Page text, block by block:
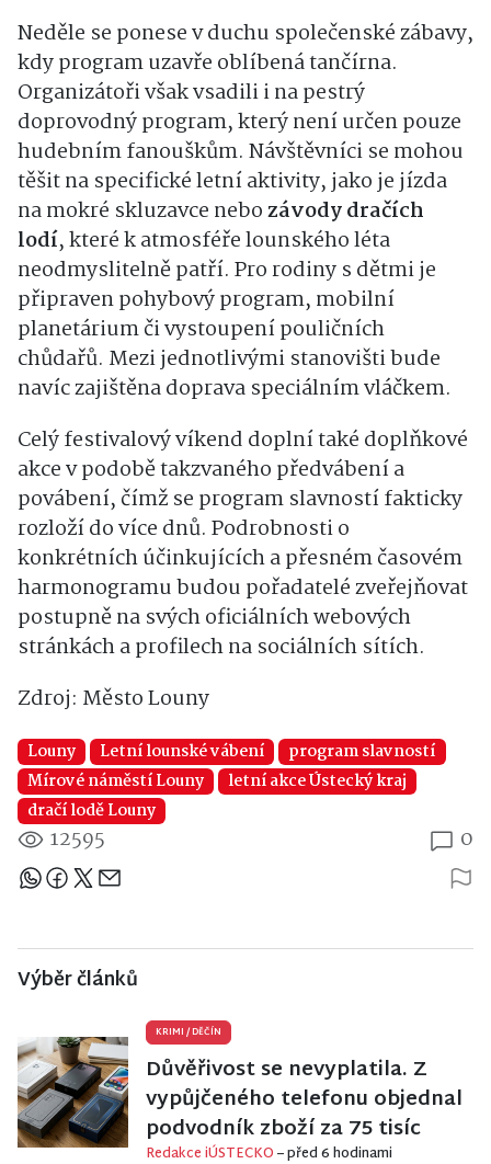
Neděle se ponese v duchu společenské zábavy,
kdy program uzavře oblíbená tančírna.
Organizátoři však vsadili i na pestrý
doprovodný program, který není určen pouze
hudebním fanouškům. Návštěvníci se mohou
těšit na specifické letní aktivity, jako je jízda
na mokré skluzavce nebozávody dračích
lodí, které k atmosféře lounského léta
neodmyslitelně patří. Pro rodiny s dětmi je
připraven pohybový program, mobilní
planetárium či vystoupení pouličních
chůdařů. Mezi jednotlivými stanovišti bude
navíc zajištěna doprava speciálním vláčkem.
Celý festivalový víkend doplní také doplňkové
akce v podobě takzvaného předvábení a
povábení, čímž se program slavností fakticky
rozloží do více dnů. Podrobnosti o
konkrétních účinkujících a přesném časovém
harmonogramu budou pořadatelé zveřejňovat
postupně na svých oficiálních webových
stránkách a profilech na sociálních sítích.
Zdroj: Město Louny
Louny Letní lounské vábení
program slavností
Mírové náměstí Louny
letní akce Ústecký kraj
dračí lodě Louny
12595 0
Sdílejte článek
Výběr článků
KRIMI /DĚČÍN
Důvěřivost se nevyplatila. Z
vypůjčeného telefonu objednal
podvodník zboží za 75 tisíc
Redakce iÚSTECKO– před 6 hodinami